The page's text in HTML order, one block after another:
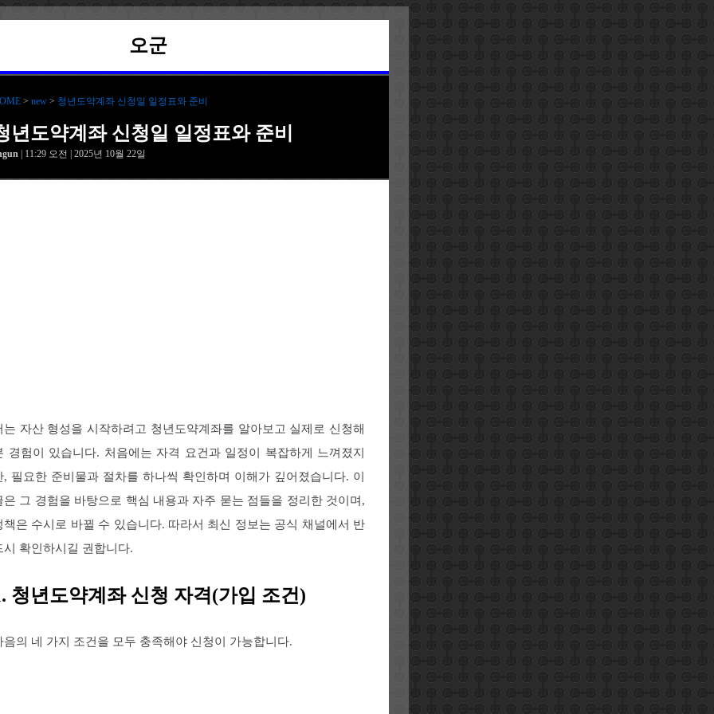
오군
> new > 청년도약계좌 신청일 일정표와 준비
년도약계좌 신청일 일정표와 준비
| 11:29 오전 | 2025년 10월 22일
는 자산 형성을 시작하려고 청년도약계좌를 알아보고 실제로 신청해
경험이 있습니다. 처음에는 자격 요건과 일정이 복잡하게 느껴졌지
, 필요한 준비물과 절차를 하나씩 확인하며 이해가 깊어졌습니다. 이
은 그 경험을 바탕으로 핵심 내용과 자주 묻는 점들을 정리한 것이며,
책은 수시로 바뀔 수 있습니다. 따라서 최신 정보는 공식 채널에서 반
시 확인하시길 권합니다.
청년도약계좌 신청 자격(가입 조건)
음의 네 가지 조건을 모두 충족해야 신청이 가능합니다.